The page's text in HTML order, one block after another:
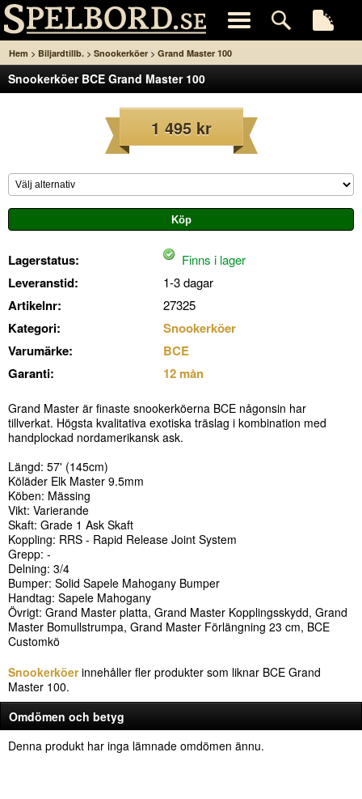
Hem > Biljardtillb. > Snookerköer > Grand Master 100
Snookerköer BCE Grand Master 100
1 495 kr
Lagerstatus: Finns i lager
Leveranstid: 1-3 dagar
Artikelnr: 27325
Kategori:
Snookerköer
Varumärke:
BCE
Garanti:
12 mån
Grand Master är finaste snookerköerna BCE någonsin har
tillverkat. Högsta kvalitativa exotiska träslag i kombination med
handplockad nordamerikansk ask.
Längd: 57' (145cm)
Köläder Elk Master 9.5mm
Köben: Mässing
Vikt: Varierande
Skaft: Grade 1 Ask Skaft
Koppling: RRS - Rapid Release Joint System
Grepp: -
Delning: 3/4
Bumper: Solid Sapele Mahogany Bumper
Handtag: Sapele Mahogany
Övrigt: Grand Master platta, Grand Master Kopplingsskydd, Grand
Master Bomullstrumpa, Grand Master Förlängning 23 cm, BCE
Customkö
Snookerköerinnehåller fler produkter som liknar BCE Grand
Master 100.
Omdömen och betyg
Denna produkt har inga lämnade omdömen ännu.